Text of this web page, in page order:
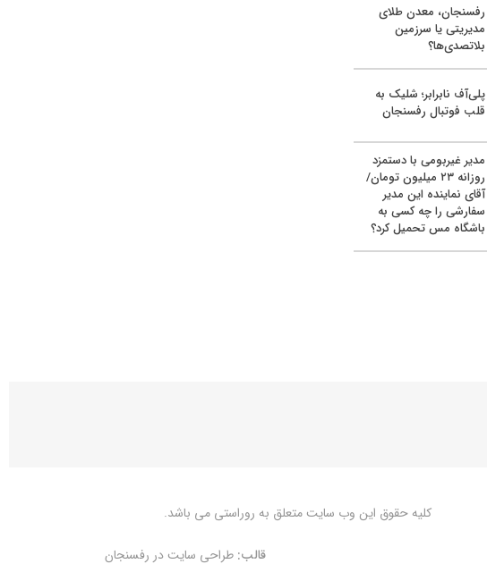
رفسنجان، معدن طلای
مدیریتی یا سرزمین
بلاتصدی‌ها؟
پلی‌آف نابرابر؛ شلیک به
قلب فوتبال رفسنجان
مدیر غیربومی با دستمزد
روزانه ۲۳ میلیون تومان/
آقای نماینده این مدیر
سفارشی را چه کسی به
باشگاه مس تحمیل کرد؟
کلیه حقوق این وب سایت متعلق به روراستی می باشد.
قالب: طراحی سایت در رفسنجان